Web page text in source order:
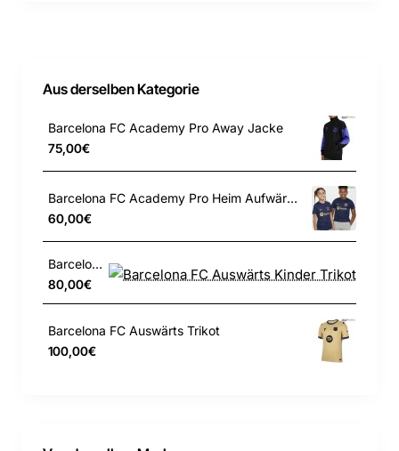
Die Nike Dri-FIT-Technologie leitet Schweiß
von der Haut weg, wodurch er schnell
verdunstet, und ermöglicht so trockenen
Tragekomfort.
Das atmungsaktive Strickmaterial sorgt für ein
weiches und geschmeidiges Tragegefühl.
Spielkleidung der Profis.
Aus derselben Kategorie
Barcelona FC Academy Pro Away Jacke
75,00€
Barcelona FC Academy Pro Heim Aufwärmtrikot
60,00€
Barcelona FC Auswärts Kinder Trikot
80,00€
Barcelona FC Auswärts Trikot
100,00€